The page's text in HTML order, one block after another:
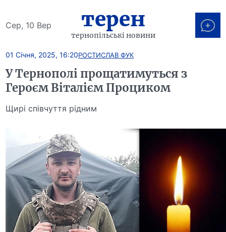
Сер, 10 Вер терен
тернопільські новини
01 Січня, 2025, 16:20РОСТИСЛАВ ФУК
У Тернополі прощатимуться з
Героєм Віталієм Проциком
Щирі співчуття рідним